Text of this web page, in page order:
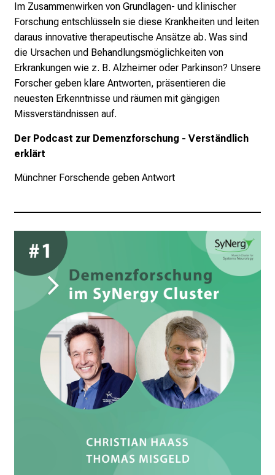
Im Zusammenwirken von Grundlagen- und klinischer
Forschung entschlüsseln sie diese Krankheiten und leiten
daraus innovative therapeutische Ansätze ab. Was sind
die Ursachen und Behandlungsmöglichkeiten von
Erkrankungen wie z. B. Alzheimer oder Parkinson? Unsere
Forscher geben klare Antworten, präsentieren die
neuesten Erkenntnisse und räumen mit gängigen
Missverständnissen auf.
Der Podcast zur Demenzforschung - Verständlich
erklärt
Münchner Forschende geben Antwort